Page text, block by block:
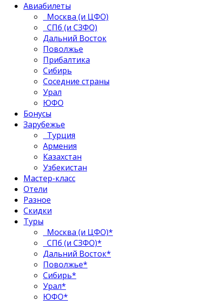
Авиабилеты
Москва (и ЦФО)
СПб (и СЗФО)
Дальний Восток
Поволжье
Прибалтика
Сибирь
Соседние страны
Урал
ЮФО
Бонусы
Зарубежье
Турция
Армения
Казахстан
Узбекистан
Мастер-класс
Отели
Разное
Скидки
Туры
Москва (и ЦФО)*
СПб (и СЗФО)*
Дальний Восток*
Поволжье*
Сибирь*
Урал*
ЮФО*